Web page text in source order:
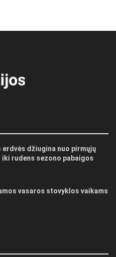
erdvės džiugina nuo pirmųjų
iki rudens sezono pabaigos
vasaros stovyklos vaikams